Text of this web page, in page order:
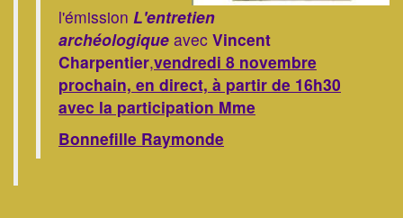
l'émission L'entretien
archéologique avec Vincent
Charpentier,vendredi 8 novembre
prochain, en direct, à partir de 16h30
avec la participation Mme
​​​​​​​Bonnefille Raymonde